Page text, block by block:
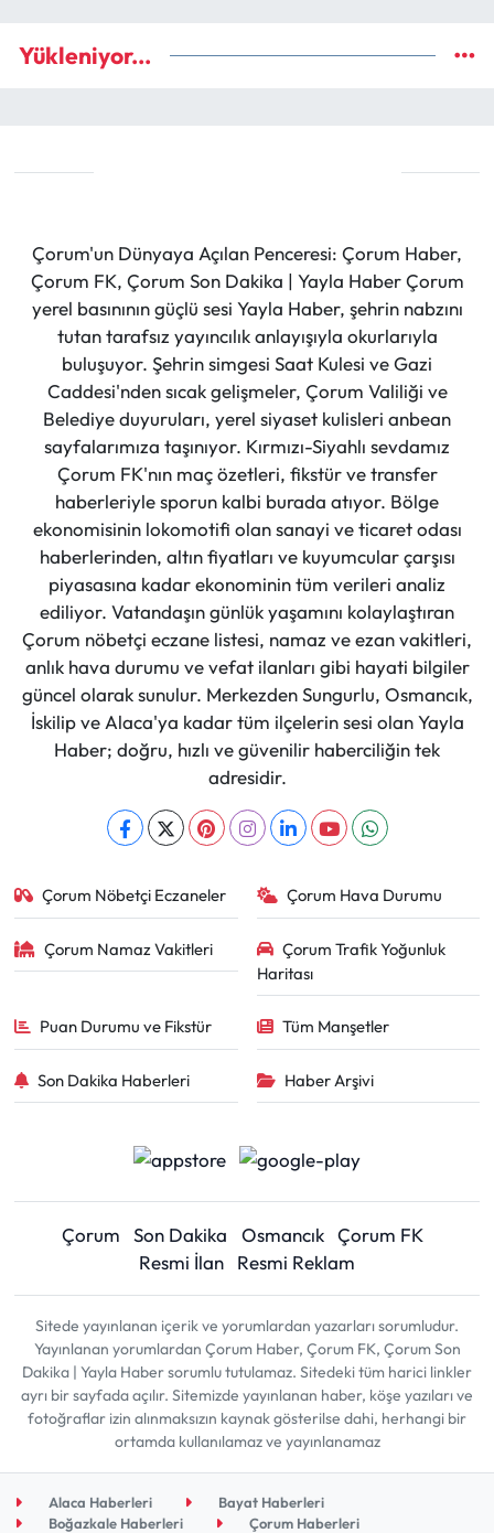
Yükleniyor...
Çorum'un Dünyaya Açılan Penceresi: Çorum Haber,
Çorum FK, Çorum Son Dakika | Yayla Haber Çorum
yerel basınının güçlü sesi Yayla Haber, şehrin nabzını
tutan tarafsız yayıncılık anlayışıyla okurlarıyla
buluşuyor. Şehrin simgesi Saat Kulesi ve Gazi
Caddesi'nden sıcak gelişmeler, Çorum Valiliği ve
Belediye duyuruları, yerel siyaset kulisleri anbean
sayfalarımıza taşınıyor. Kırmızı-Siyahlı sevdamız
Çorum FK'nın maç özetleri, fikstür ve transfer
haberleriyle sporun kalbi burada atıyor. Bölge
ekonomisinin lokomotifi olan sanayi ve ticaret odası
haberlerinden, altın fiyatları ve kuyumcular çarşısı
piyasasına kadar ekonominin tüm verileri analiz
ediliyor. Vatandaşın günlük yaşamını kolaylaştıran
Çorum nöbetçi eczane listesi, namaz ve ezan vakitleri,
anlık hava durumu ve vefat ilanları gibi hayati bilgiler
güncel olarak sunulur. Merkezden Sungurlu, Osmancık,
İskilip ve Alaca'ya kadar tüm ilçelerin sesi olan Yayla
Haber; doğru, hızlı ve güvenilir haberciliğin tek
adresidir.
Çorum Nöbetçi Eczaneler Çorum Hava Durumu
Çorum Namaz Vakitleri
Çorum Trafik Yoğunluk
Haritası
Puan Durumu ve Fikstür Tüm Manşetler
Son Dakika Haberleri Haber Arşivi
Çorum Son Dakika Osmancık Çorum FK
Resmi İlan
Resmi Reklam
Sitede yayınlanan içerik ve yorumlardan yazarları sorumludur.
Yayınlanan yorumlardan Çorum Haber, Çorum FK, Çorum Son
Dakika | Yayla Haber sorumlu tutulamaz. Sitedeki tüm harici linkler
ayrı bir sayfada açılır. Sitemizde yayınlanan haber, köşe yazıları ve
fotoğraflar izin alınmaksızın kaynak gösterilse dahi, herhangi bir
ortamda kullanılamaz ve yayınlanamaz
Alaca Haberleri
Bayat Haberleri
Boğazkale Haberleri
Çorum Haberleri